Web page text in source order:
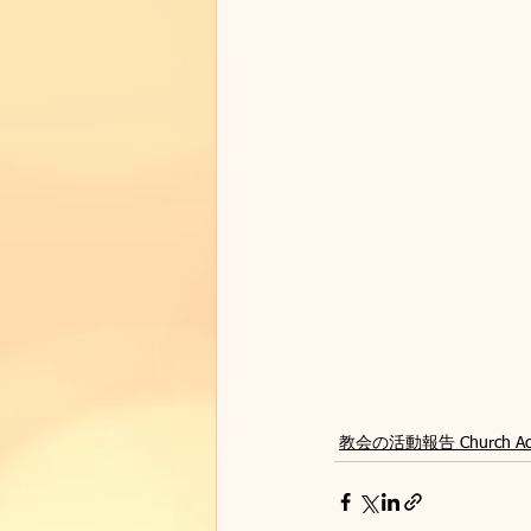
教会の活動報告 Church